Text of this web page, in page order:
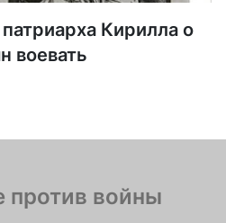
Кирилла о
воевать
против войны